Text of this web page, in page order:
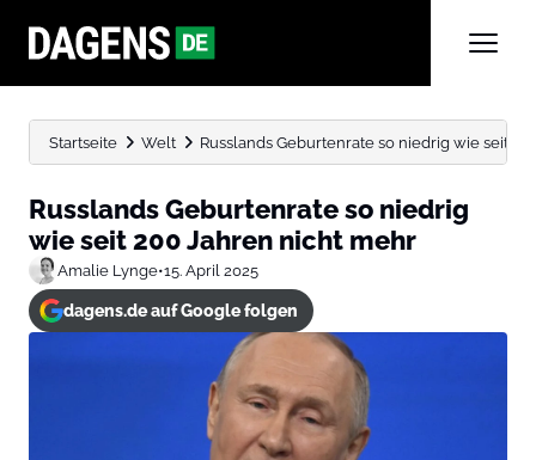
Startseite Welt Russlands Geburtenrate so niedrig wie seit
Russlands Geburtenrate so niedrig
wie seit 200 Jahren nicht mehr
Amalie Lynge•15. April 2025
dagens.de auf Google folgen